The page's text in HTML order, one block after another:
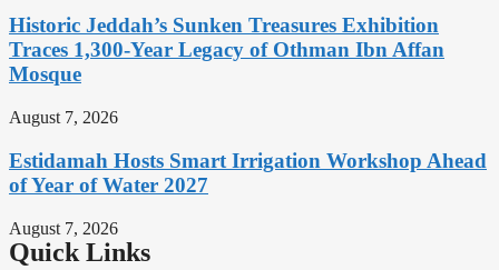
Historic Jeddah’s Sunken Treasures Exhibition
Traces 1,300-Year Legacy of Othman Ibn Affan
Mosque
August 7, 2026
Estidamah Hosts Smart Irrigation Workshop Ahead
of Year of Water 2027
August 7, 2026
Quick Links